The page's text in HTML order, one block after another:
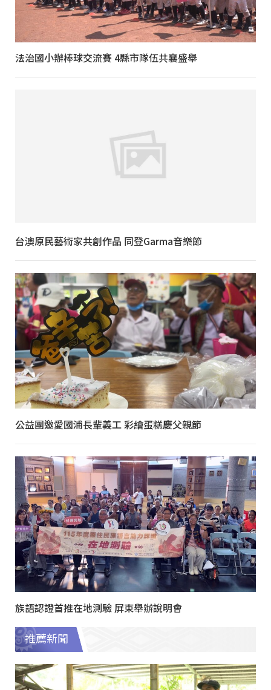
法治國小辦棒球交流賽 4縣市隊伍共襄盛舉
台澳原民藝術家共創作品 同登Garma音樂節
公益團邀愛國浦長輩義工 彩繪蛋糕慶父親節
族語認證首推在地測驗 屏東舉辦說明會
推薦新聞